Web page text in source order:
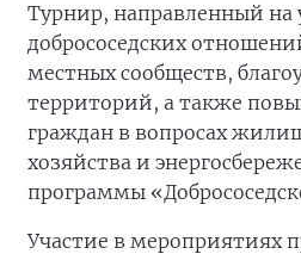
Турнир, направленный на
добрососедских
местных сообществ,
территорий, а также
граждан в вопросах
хозяйства и
программы
Участие в мероприятиях